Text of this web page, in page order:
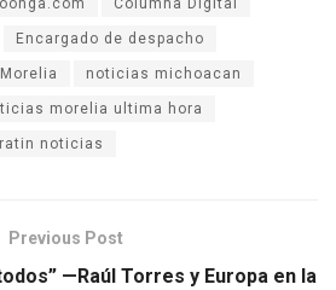
Columna Digital
Encargado de despacho
Morelia noticias michoacan
morelia ultima hora
noticias
Previous Post
—Raúl Torres y Europa en la